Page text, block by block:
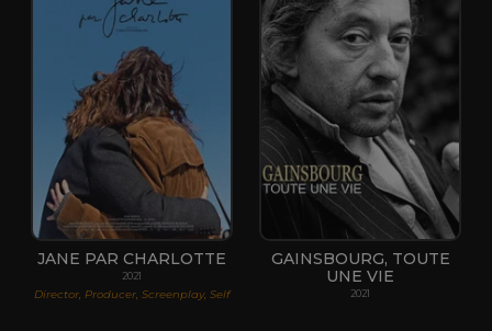
JANE PAR CHARLOTTE
2021
Director, Producer, Screenplay, Self
GAINSBOURG, TOUTE
UNE VIE
2021